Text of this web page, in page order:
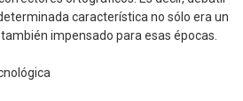
característica no sólo era un
impensado para esas épocas.